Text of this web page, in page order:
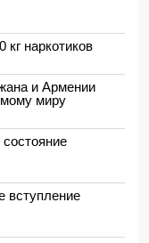
наркотиков
и Армении
миру
вступление